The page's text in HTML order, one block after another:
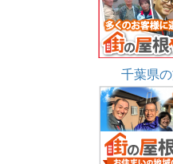
千葉県